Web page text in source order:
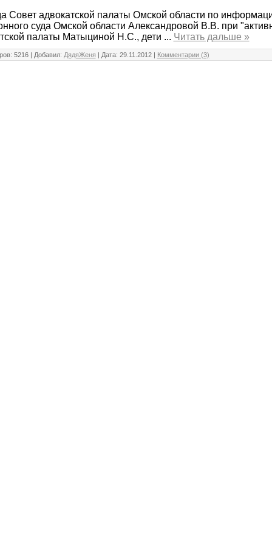
Совет адвокатской палаты Омской области по
суда Омской области Александровой В.В. при
палаты Матыциной Н.С., дети ... Читать дальше »
5216 | Добавил: ДядяЖеня | Дата: 29.11.2012| Комментарии (3)